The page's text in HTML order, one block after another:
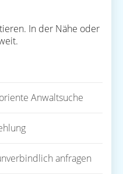
In der Nähe oder
Anwaltsuche
anfragen